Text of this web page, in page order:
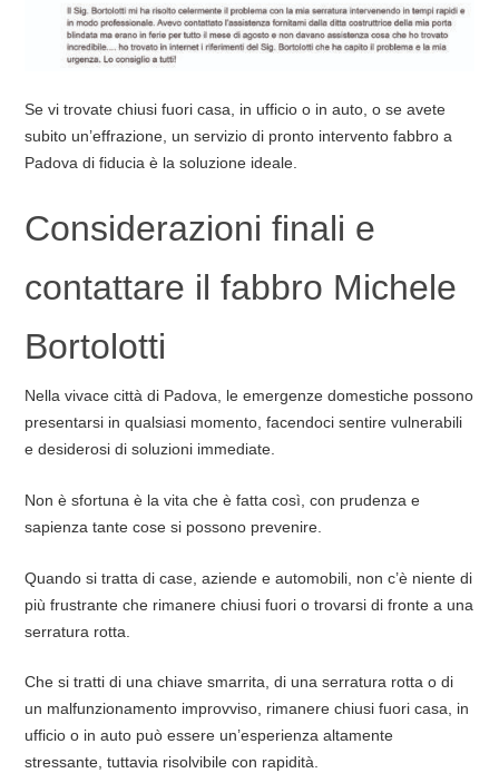
Se vi trovate chiusi fuori casa, in ufficio o in auto, o se avete
subito un’effrazione, un servizio di pronto intervento fabbro a
Padova di fiducia è la soluzione ideale.
Considerazioni finali e
contattare il fabbro Michele
Bortolotti
Nella vivace città di Padova, le emergenze domestiche possono
presentarsi in qualsiasi momento, facendoci sentire vulnerabili
e desiderosi di soluzioni immediate.
Non è sfortuna è la vita che è fatta così, con prudenza e
sapienza tante cose si possono prevenire.
Quando si tratta di case, aziende e automobili, non c’è niente di
più frustrante che rimanere chiusi fuori o trovarsi di fronte a una
serratura rotta.
Che si tratti di una chiave smarrita, di una serratura rotta o di
un malfunzionamento improvviso, rimanere chiusi fuori casa, in
ufficio o in auto può essere un’esperienza altamente
stressante, tuttavia risolvibile con rapidità.